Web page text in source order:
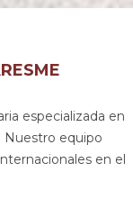
especializada en
Nuestro equipo
en el